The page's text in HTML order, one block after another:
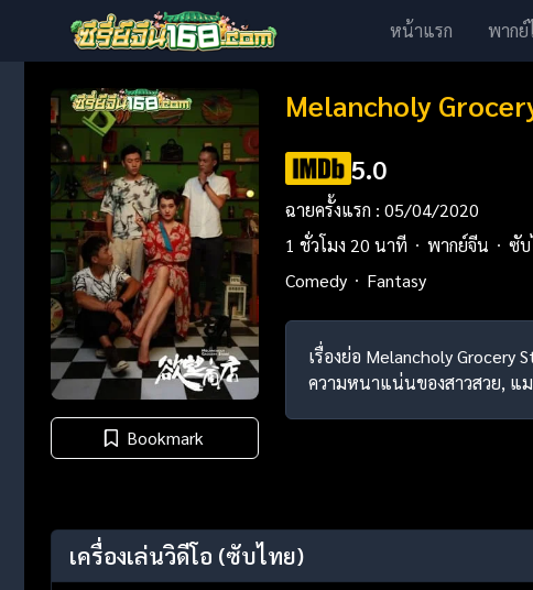
หน้าแรก พากย์
Bookmark
Melancholy
5.0
ฉายครั้งแรก : 05/04/2020
1 ชั่วโมง 20 นาที
พากย์จีน ซั
Comedy
Fantasy
เรื่องย่อ Melancholy
ความหนาแน่นของสาวสวย, แม
เครื่องเล่นวิดีโอ (ซับไทย)